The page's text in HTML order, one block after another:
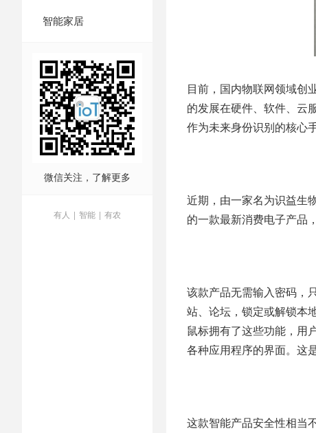
智能家居
微信关注，了解更多
有人 | 智能 | 有农
目前，国内物联网领域创
的发展在硬件、软件、云
作为未来身份识别的核心
近期，由一家名为识益生
的一款最新消费电子产品
该款产品无需输入密码，
站、论坛，锁定或解锁本
鼠标拥有了这些功能，用
各种应用程序的界面。这
这款智能产品安全性相当